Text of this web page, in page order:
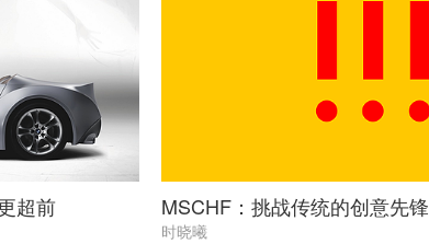
超前 MSCHF：挑战传统的创意先锋
时晓曦